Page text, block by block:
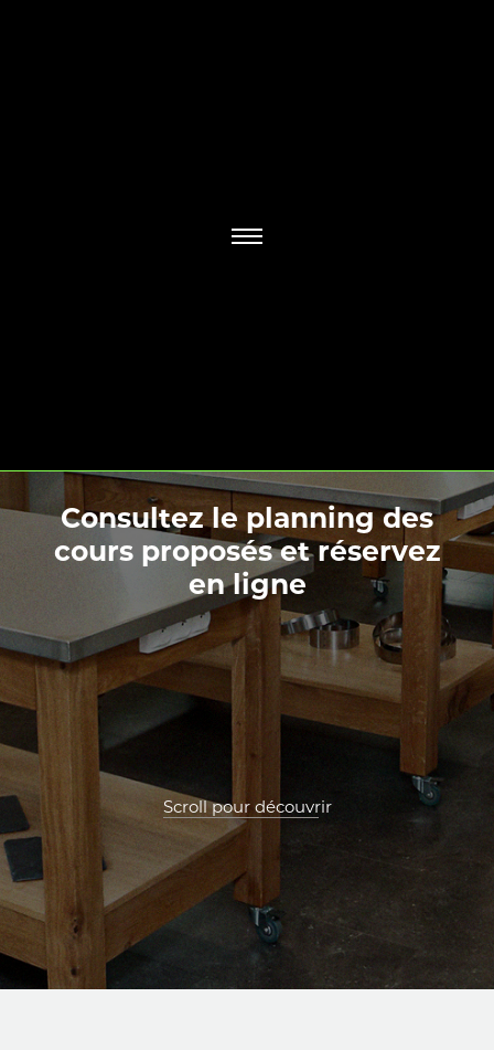
Consultez le planning des
cours proposés et réservez
en ligne
Scroll pour découvrir